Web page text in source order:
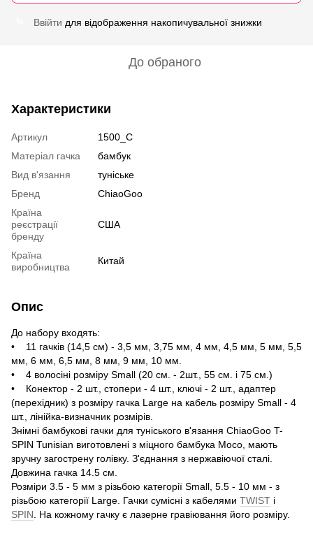
Ввійти для відображення накопичувальної знижки
До обраного
Характеристики
Артикул
1500_С
Матеріал гачка
бамбук
Вид в'язання
туніське
Бренд
ChiaoGoo
Країна
реєстрації
бренду
США
Країна
виробництва
Китай
Опис
До набору входять:
• 11 гачків (14,5 см) - 3,5 мм, 3,75 мм, 4 мм, 4,5 мм, 5 мм, 5,5
мм, 6 мм, 6,5 мм, 8 мм, 9 мм, 10 мм.
• 4 волосіні розміру Small (20 см. - 2шт., 55 см. і 75 см.)
• Конектор - 2 шт., стопери - 4 шт., ключі - 2 шт., адаптер
(перехідник) з розміру гачка Large на кабель розміру Small - 4
шт., лінійка-визначник розмірів.
Знімні бамбукові гачки для туніського в'язання ChiaoGoo T-
SPIN Tunisian виготовлені з міцного бамбука Мосо, мають
зручну загострену голівку. З'єднання з нержавіючої сталі.
Довжина гачка 14.5 см.
Розміри 3.5 - 5 мм з різьбою категорії Small, 5.5 - 10 мм - з
різьбою категорії Large. Гачки сумісні з кабелями TWIST і
SPIN . На кожному гачку є лазерне гравіювання його розміру.